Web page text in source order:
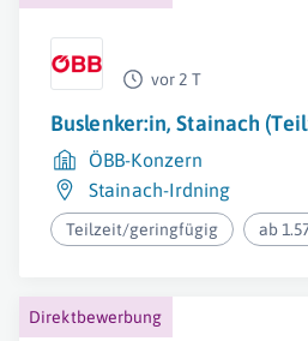
vor 2 T
Buslenker:in, Stainach
ÖBB-Konzern
Stainach-Irdning
Teilzeit/geringfügig ab
Direktbewerbung